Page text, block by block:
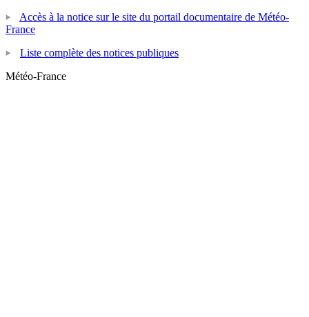
Accès à la notice sur le site du portail documentaire de Météo-
France
Liste complète des notices publiques
Météo-France